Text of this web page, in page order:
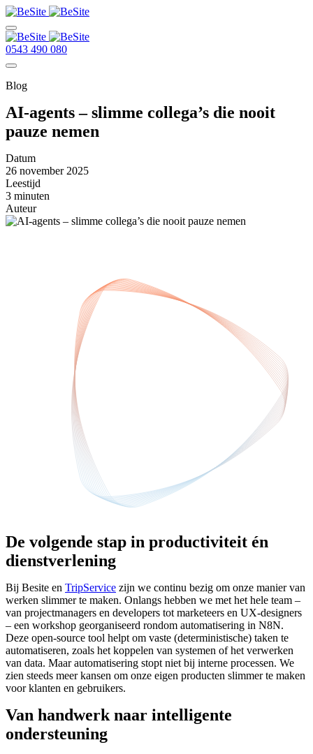
0543 490 080
Blog
AI-agents – slimme collega’s die nooit
pauze nemen
Datum
26 november 2025
Leestijd
3 minuten
Auteur
De volgende stap in productiviteit én
dienstverlening
Bij Besite en TripService zijn we continu bezig om onze manier van
werken slimmer te maken. Onlangs hebben we met het hele team –
van projectmanagers en developers tot marketeers en UX-designers
– een workshop georganiseerd rondom automatisering in N8N.
Deze open-source tool helpt om vaste (deterministische) taken te
automatiseren, zoals het koppelen van systemen of het verwerken
van data. Maar automatisering stopt niet bij interne processen. We
zien steeds meer kansen om onze eigen producten slimmer te maken
voor klanten en gebruikers.
Van handwerk naar intelligente
ondersteuning